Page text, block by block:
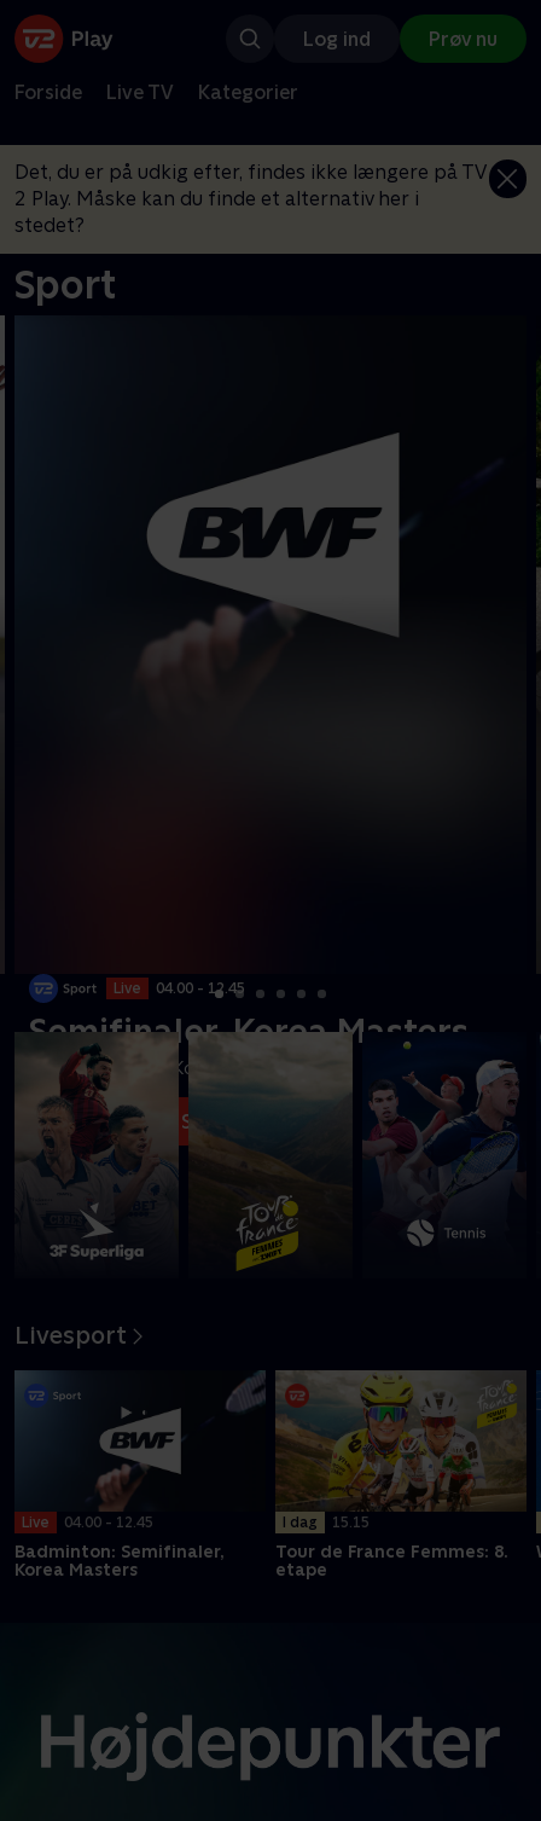
Log ind Prøv nu
Forside Live TV Kategorier
Det, du er på udkig efter, findes ikke længere på TV
2 Play. Måske kan du finde et alternativ her i
stedet?
Sport
Live 04.00 - 12.45
Semifinaler, Korea Masters
Se semifinaler fra Korea Masters
Se med nu
Livesport
Live 04.00 - 12.45
Badminton: Semifinaler,
Korea Masters
I dag 15.15
Tour de France Femmes: 8.
etape